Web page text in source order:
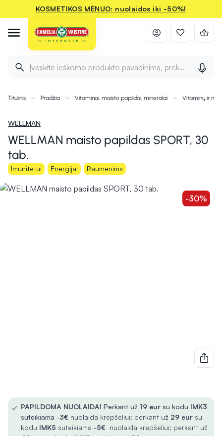
KOSMETIKOS MĖNUO: nuolaidos iki -50%!
Įveskite ieškomo produkto pavadinimą, prekės ženklą ir
Titulinis Pradžia Vitaminai, maisto papildai, mineralai Vitaminų ir
WELLMAN
WELLMAN maisto papildas SPORT, 30
tab.
Imunitetui Energijai Raumenims
-30%
✓ PAPILDOMA NUOLAIDA! Perkant už 19 eur su kodu IMK3
suteikiama -3€ nuolaida krepšeliui; perkant už 29 eur su
kodu IMK5 suteikiama -5€ nuolaida krepšeliui; perkant už